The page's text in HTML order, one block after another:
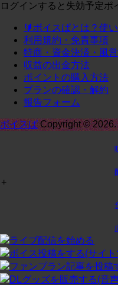
定期1-1¥0/
投稿:0 画像数
コースに入る
投稿:0 画像
プラン２¥0
投稿:0 画像
ログインすると失効予定ポ
🔰ボイスぱとは？使
利用規約・免責事項
特商・資金決済・風
収益の出金方法
ポイントの購入方法
プランの確認・解約
報告フォーム
ボイスぱCopyright © 2026.
+
ライブ配信を始める
ボイス投稿をする(サイ
ファンプラン記事を投稿
DLグッズを販売する(音